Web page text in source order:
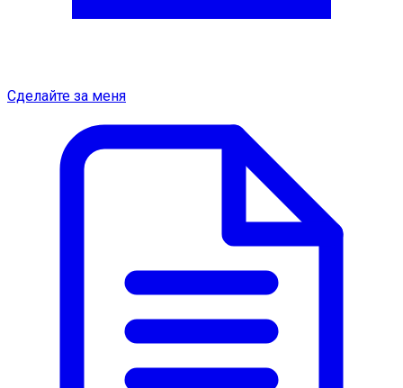
Сделайте за меня